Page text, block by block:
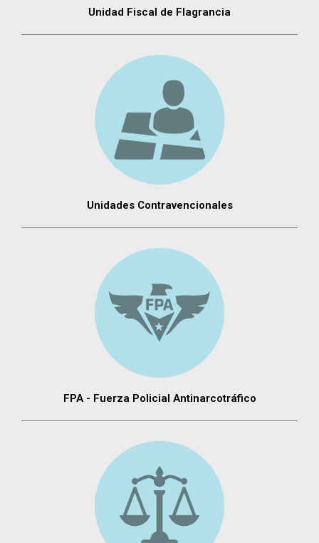
Unidad Fiscal de Flagrancia
Unidades Contravencionales
FPA - Fuerza Policial Antinarcotráfico